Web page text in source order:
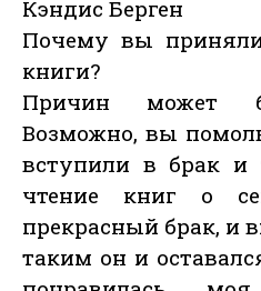
Кэндис Берген
Почему вы
книги?
Причин может
Возможно, вы
вступили в брак и
чтение книг о
прекрасный брак, и
таким он и